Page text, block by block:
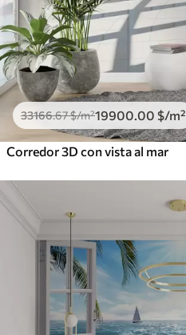
33166.67$/m²19900 .00 $/m²
Corredor 3D con vista al mar